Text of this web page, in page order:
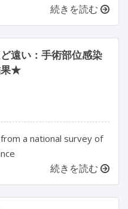
続きを読む
遠い：手術部位感染
果★
a national survey of
続きを読む